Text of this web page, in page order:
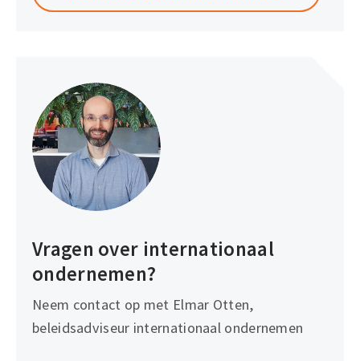
Vragen over internationaal
ondernemen?
Neem contact op met Elmar Otten,
beleidsadviseur internationaal ondernemen